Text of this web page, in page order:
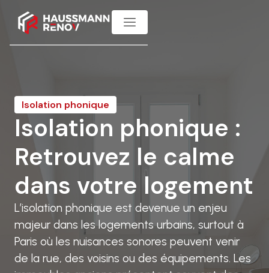
Isolation phonique
Isolation phonique :
Retrouvez le calme
dans votre logement
L’isolation phonique est devenue un enjeu
majeur dans les logements urbains, surtout à
Paris où les nuisances sonores peuvent venir
de la rue, des voisins ou des équipements. Les